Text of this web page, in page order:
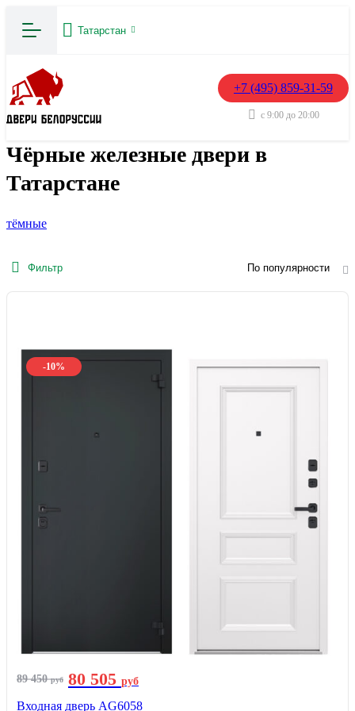
Татарстан
+7 (495) 859-31-59
с 9:00 до 20:00
Чёрные железные двери в
Татарстане
тёмные
Фильтр По популярности
-10%
89 450руб 80 505 руб
Входная дверь AG6058